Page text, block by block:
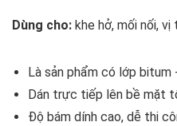
Dùng cho: khe hở, mối nối,
Là sản phẩm có lớp bitum
Dán trực tiếp lên bề mặt
Độ bám dính cao, dễ thi